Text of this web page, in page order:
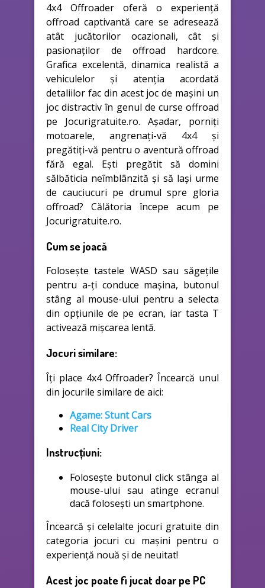
4x4 Offroader oferă o experiență
offroad captivantă care se adresează
atât jucătorilor ocazionali, cât și
pasionaților de offroad hardcore.
Grafica excelentă, dinamica realistă a
vehiculelor și atenția acordată
detaliilor fac din acest joc de mașini un
joc distractiv în genul de curse offroad
pe Jocurigratuite.ro. Așadar, porniți
motoarele, angrenați-vă 4x4 și
pregătiți-vă pentru o aventură offroad
fără egal. Ești pregătit să domini
sălbăticia neîmblânzită și să lași urme
de cauciucuri pe drumul spre gloria
offroad? Călătoria începe acum pe
Jocurigratuite.ro.
Cum se joacă
Folosește tastele WASD sau săgețile
pentru a-ți conduce mașina, butonul
stâng al mouse-ului pentru a selecta
din opțiunile de pe ecran, iar tasta T
activează mișcarea lentă.
Jocuri similare:
Îți place 4x4 Offroader? Încearcă unul
din jocurile similare de aici:
Agame: Stunt Cars
Real City Driver
Instrucțiuni:
Folosește butonul click stânga al
mouse-ului sau atinge ecranul
dacă folosești un smartphone.
Încearcă și celelalte jocuri gratuite din
categoria jocuri cu mașini pentru o
experiență nouă și de neuitat!
Acest joc poate fi jucat doar pe PC